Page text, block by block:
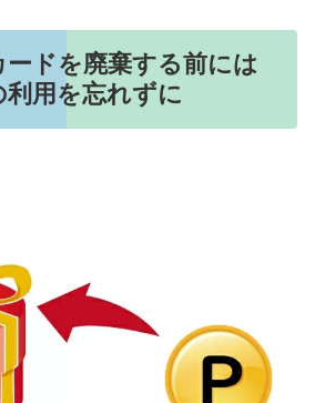
ドを廃棄する前には
用を忘れずに